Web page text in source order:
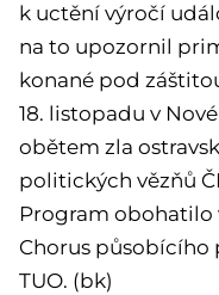
k uctění výročí
na to upozornil
konané pod
18. listopadu v
obětem zla
politických vězňů
Program obohatilo
Chorus působícího
TUO. (bk)